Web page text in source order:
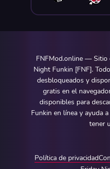
FNFMod.online — Sitio
Night Funkin [FNF].
desbloqueados y
gratis en el
disponibles para
Funkin en línea y ayuda
tener
Política de privacidad